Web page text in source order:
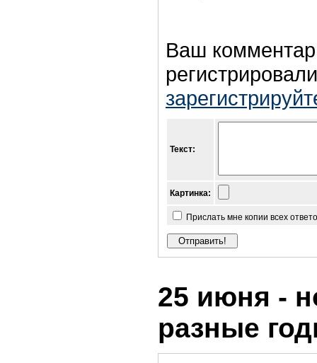
Ваш
Текст:
Картинка:
Прислать мне копии всех
25 июня -
разные